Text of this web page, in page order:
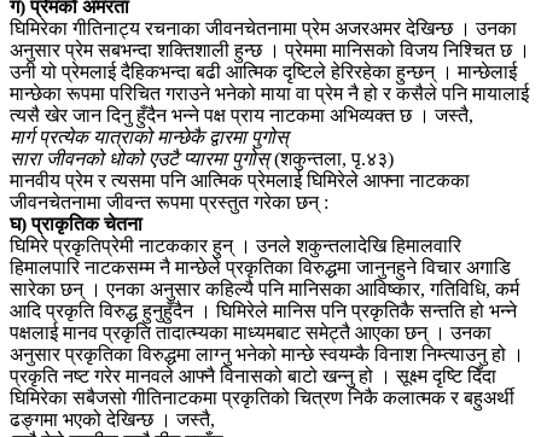
ग) प्रेमको अमरता
घिमिरेका गीतिनाट्य रचनाका जीवनचेतनामा प्रेम अजरअमर देखिन्छ । उनका
अनुसार प्रेम सबभन्दा शक्तिशाली हुन्छ । प्रेममा मानिसको विजय निश्चित छ ।
उनी यो प्रेमलाई दैहिकभन्दा बढी आत्मिक दृष्टिले हेरिरहेका हुन्छन् । मान्छेलाई
मान्छेका रूपमा परिचित गराउने भनेको माया वा प्रेम नै हो र कसैले पनि मायालाई
त्यसै खेर जान दिनु हुँदैन भन्ने पक्ष प्राय नाटकमा अभिव्यक्त छ । जस्तै,
मार्ग प्रत्येक यात्राको मान्छेकै द्वारमा पुगोस्
सारा जीवनको धोको एउटै प्यारमा पुगोस्(शकुन्तला, पृ.४३)
मानवीय प्रेम र त्यसमा पनि आत्मिक प्रेमलाई घिमिरेले आफ्ना नाटकका
जीवनचेतनामा जीवन्त रूपमा प्रस्तुत गरेका छन् :
घ) प्राकृतिक चेतना
घिमिरे प्रकृतिप्रेमी नाटककार हुन् । उनले शकुन्तलादेखि हिमालवारि
हिमालपारि नाटकसम्म नै मान्छेले प्रकृतिका विरुद्धमा जानुनहुने विचार अगाडि
सारेका छन् । एनका अनुसार कहिल्यै पनि मानिसका आविष्कार, गतिविधि, कर्म
आदि प्रकृति विरुद्ध हुनुहुँदैन । घिमिरेले मानिस पनि प्रकृतिकै सन्तति हो भन्ने
पक्षलाई मानव प्रकृति तादात्म्यका माध्यमबाट समेट्तै आएका छन् । उनका
अनुसार प्रकृतिका विरुद्धमा लाग्नु भनेको मान्छे स्वयम्कै विनाश निम्त्याउनु हो ।
प्रकृति नष्ट गरेर मानवले आफ्नै विनासको बाटो खन्नु हो । सूक्ष्म दृष्टि दिँदा
घिमिरेका सबैजसो गीतिनाटकमा प्रकृतिको चित्रण निकै कलात्मक र बहुअर्थी
ढङ्गमा भएको देखिन्छ । जस्तै,